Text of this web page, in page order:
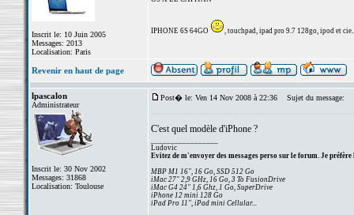
Inscrit le: 10 Juin 2005
Messages: 2013
Localisation: Paris
IPHONE 6S 64GO , touchpad, ipad pro 9.7 128go, ipod et
Revenir en haut de page
lpascalon
Administrateur
Inscrit le: 30 Nov 2002
Messages: 31868
Localisation: Toulouse
Post� le: Ven 14 Nov 2008 à 22:36 Sujet du message:
C'est quel modèle d'iPhone ?
Ludovic
Evitez de m'envoyer des messages perso sur le forum. Je préfère
MBP M1 16", 16 Go, SSD 512 Go
iMac 27" 2,9 GHz, 16 Go, 3 To FusionDrive
iMac G4 24" 1,6 Ghz, 1 Go, SuperDrive
iPhone 12 mini 128 Go
iPad Pro 11", iPad mini Cellular...